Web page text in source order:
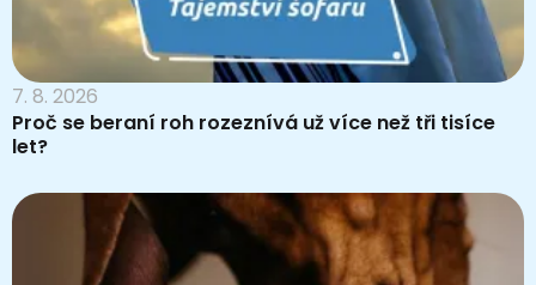
7. 8. 2026
Proč se beraní roh rozeznívá už více než tři tisíce
let?